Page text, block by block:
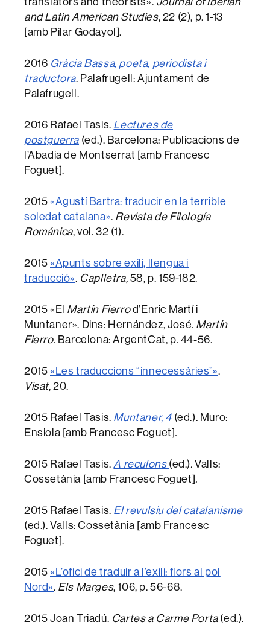
and Latin American Studies, 22 (2), p. 1-13
[amb Pilar Godayol].
2016 Gràcia Bassa, poeta, periodista i
traductora. Palafrugell: Ajuntament de
Palafrugell.
2016 Rafael Tasis. Lectures de
postguerra (ed.). Barcelona: Publicacions de
l’Abadia de Montserrat [amb Francesc
Foguet].
2015 «Agustí Bartra: traducir en la terrible
soledat catalana». Revista de Filología
Románica, vol. 32 (1).
2015 «Apunts sobre exili, llengua i
traducció». Caplletra, 58, p. 159-182.
2015 «El Martín Fierrod’Enric Martí i
Muntaner». Dins: Hernández, José. Martín
Fierro. Barcelona: ArgentCat, p. 44-56.
2015 «Les traduccions “innecessàries”».
Visat, 20.
2015 Rafael Tasis. Muntaner, 4 (ed.). Muro:
Ensiola [amb Francesc Foguet].
2015 Rafael Tasis.A reculons (ed.).Valls:
Cossetània [amb Francesc Foguet].
2015 Rafael Tasis. El revulsiu del catalanisme
(ed.). Valls: Cossetània [amb Francesc
Foguet].
2015 «L’ofici de traduir a l’exili: flors al pol
Nord». Els Marges, 106, p. 56-68.
2015 Joan Triadú. Cartes a Carme Porta(ed.).